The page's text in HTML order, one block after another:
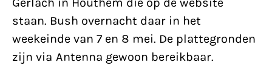
staan. Bush overnacht daar in het
weekeinde van 7 en 8 mei. De plattegronden
zijn via Antenna gewoon bereikbaar.